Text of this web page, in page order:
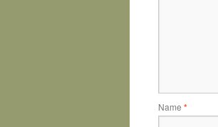
Name *